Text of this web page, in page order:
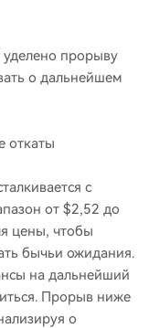
уделено прорыву
о дальнейшем
откаты
с
от $2,52 до
цены, чтобы
бычьи ожидания.
на дальнейший
Прорыв ниже
о